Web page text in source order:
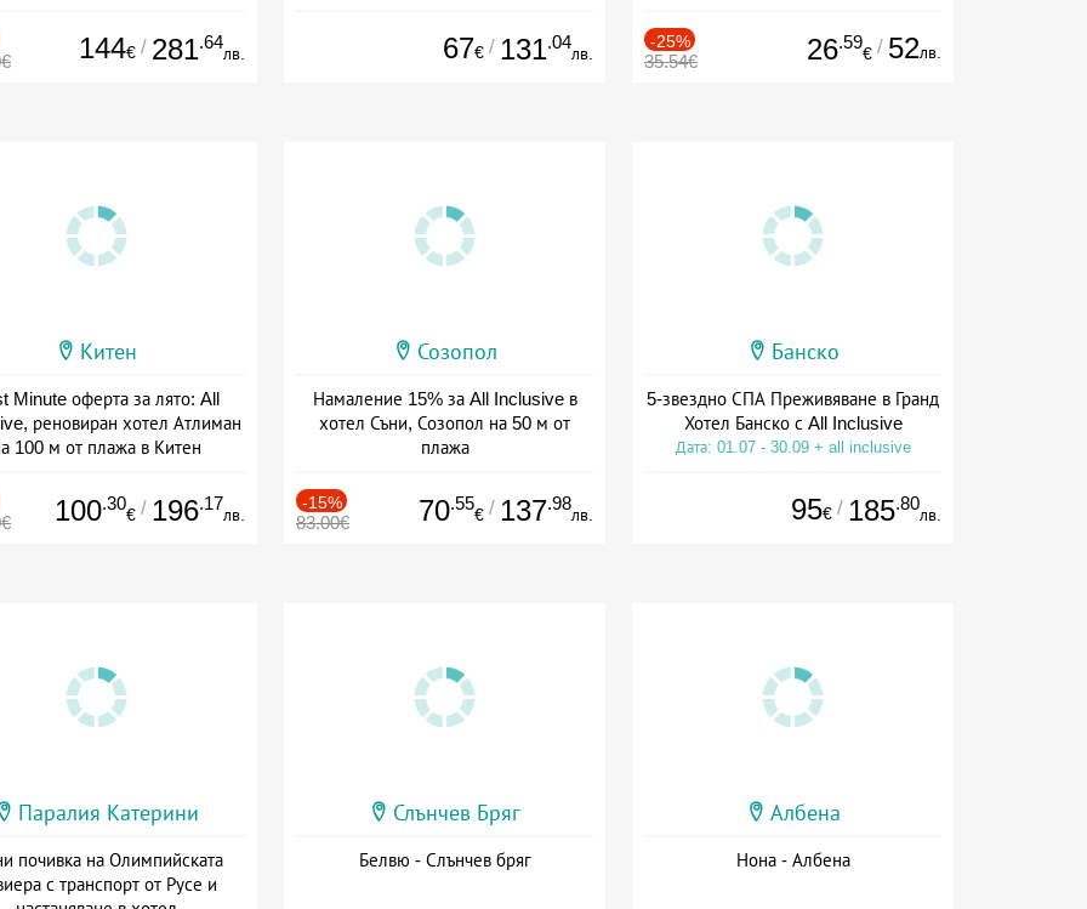
144€ / 281.64
лв. 67€ / 131.04
лв.
-25%
35.54€ 26.59
€ / 52лв.
Китен
Minute оферта за лято: All
реновиран хотел Атлиман
100 м от плажа в Китен
100.30
€ / 196.17
лв.
Созопол
Намаление 15% за All Inclusive в
хотел Съни, Созопол на 50 м от
плажа
-15%
83.00€ 70.55
€ / 137.98
лв.
Банско
5-звездно СПА Преживяване в Гранд
Хотел Банско с All Inclusive
Дата: 01.07 - 30.09 + all inclusive
95€ / 185.80
лв.
Паралия Катерини
почивка на Олимпийската
с транспорт от Русе и
Слънчев Бряг
Белвю - Слънчев бряг
Албена
Нона - Албена